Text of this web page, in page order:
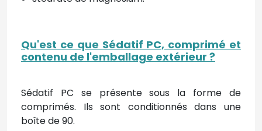
Qu'est ce que Sédatif PC, comprimé et
contenu de l'emballage extérieur ?
Sédatif PC se présente sous la forme de
comprimés. Ils sont conditionnés dans une
boîte de 90.